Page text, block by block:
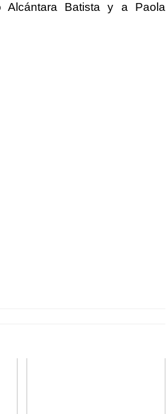
Alcántara Batista y a Paola